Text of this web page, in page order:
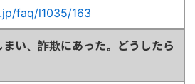
faq/l1035/163
い、詐欺にあった。どうしたら